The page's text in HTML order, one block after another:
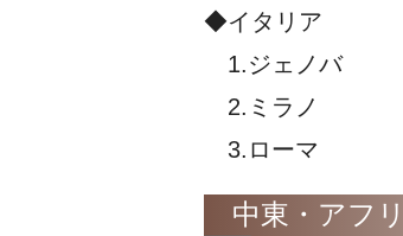
◆イタリア
1.ジェノバ
2.ミラノ
3.ローマ
中東・アフリ